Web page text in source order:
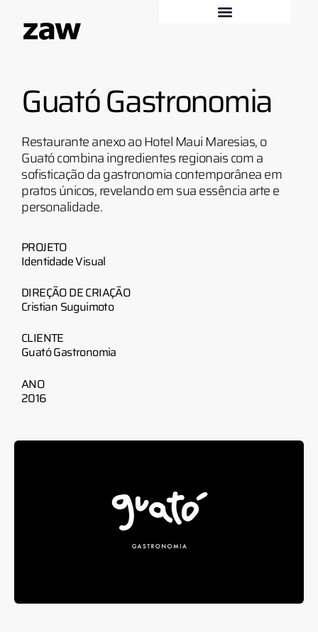
PROJETO
Identidade Visual
DIREÇÃO DE CRIAÇÃO
Cristian Suguimoto
CLIENTE
Guató Gastronomia
ANO
2016
Guató Gastronomia
Restaurante anexo ao Hotel Maui Maresias, o
Guató combina ingredientes regionais com a
sofisticação da gastronomia contemporânea em
pratos únicos, revelando em sua essência arte e
personalidade.